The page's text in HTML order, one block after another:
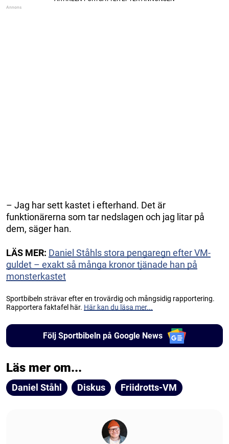
– Jag har sett kastet i efterhand. Det är
funktionärerna som tar nedslagen och jag litar på
dem, säger han.
LÄS MER: Daniel Ståhls stora pengaregn efter VM-
guldet – exakt så många kronor tjänade han på
monsterkastet
Sportbibeln strävar efter en trovärdig och mångsidig rapportering.
Rapportera faktafel här. Här kan du läsa mer...
Följ Sportbibeln på Google News
Läs mer om...
Daniel Ståhl Diskus Friidrotts-VM